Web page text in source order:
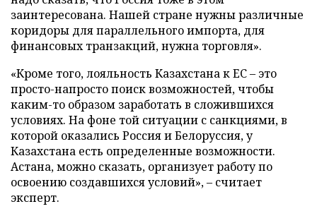
заинтересована. Нашей стране нужны различные
коридоры для параллельного импорта, для
финансовых транзакций, нужна торговля».
«Кроме того, лояльность Казахстана к ЕС – это
просто-напросто поиск возможностей, чтобы
каким-то образом заработать в сложившихся
условиях. На фоне той ситуации с санкциями, в
которой оказались Россия и Белоруссия, у
Казахстана есть определенные возможности.
Астана, можно сказать, организует работу по
освоению создавшихся условий», – считает
эксперт.